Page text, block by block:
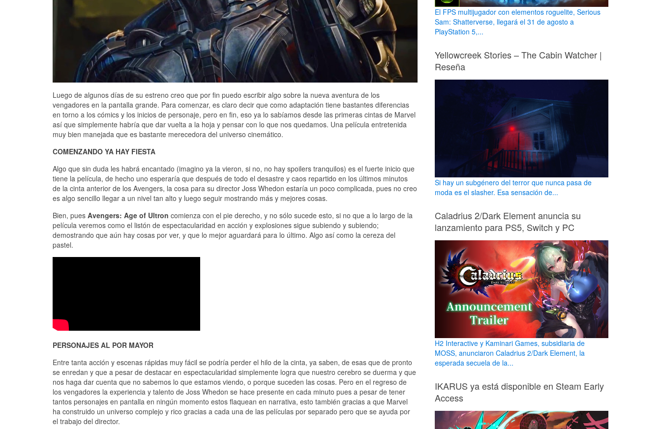
Luego de algunos días de su estreno creo que por fin puedo escribir algo sobre la nueva aventura de los
vengadores en la pantalla grande. Para comenzar, es claro decir que como adaptación tiene bastantes diferencias
en torno a los cómics y los inicios de personaje, pero en fin, eso ya lo sabíamos desde las primeras cintas de Marvel
así que simplemente habría que dar vuelta a la hoja y pensar con lo que nos quedamos. Una película entretenida
muy bien manejada que es bastante merecedora del universo cinemático.
COMENZANDO YA HAY FIESTA
Algo que sin duda les habrá encantado (imagino ya la vieron, si no, no hay spoilers tranquilos) es el fuerte inicio que
tiene la película, de hecho uno esperaría que después de todo el desastre y caos repartido en los últimos minutos
de la cinta anterior de los Avengers, la cosa para su director Joss Whedon estaría un poco complicada, pues no creo
es algo sencillo llegar a un nivel tan alto y luego seguir mostrando más y mejores cosas.
Bien, pues Avengers: Age of Ultron comienza con el pie derecho, y no sólo sucede esto, si no que a lo largo de la
película veremos como el listón de espectacularidad en acción y explosiones sigue subiendo y subiendo;
demostrando que aún hay cosas por ver, y que lo mejor aguardará para lo último. Algo así como la cereza del
pastel.
PERSONAJES AL POR MAYOR
Entre tanta acción y escenas rápidas muy fácil se podría perder el hilo de la cinta, ya saben, de esas que de pronto
se enredan y que a pesar de destacar en espectacularidad simplemente logra que nuestro cerebro se duerma y que
nos haga dar cuenta que no sabemos lo que estamos viendo, o porque suceden las cosas. Pero en el regreso de
los vengadores la experiencia y talento de Joss Whedon se hace presente en cada minuto pues a pesar de tener
tantos personajes en pantalla en ningún momento estos flaquean en narrativa, esto también gracias a que Marvel
ha construido un universo complejo y rico gracias a cada una de las películas por separado pero que se ayuda por
el trabajo del director.
El FPS multijugador con elementos roguelite, Serious
Sam: Shatterverse, llegará el 31 de agosto a
PlayStation 5,...
Yellowcreek Stories – The Cabin Watcher |
Reseña
Si hay un subgénero del terror que nunca pasa de
moda es el slasher. Esa sensación de...
Caladrius 2/Dark Element anuncia su
lanzamiento para PS5, Switch y PC
H2 Interactive y Kaminari Games, subsidiaria de
MOSS, anunciaron Caladrius 2/Dark Element, la
esperada secuela de la...
IKARUS ya está disponible en Steam Early
Access